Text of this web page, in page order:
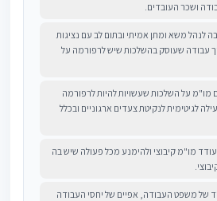
ושכר העובדים.
לנהל משא ומתן אמיתי ובתום לב עם נציגות
עבודה שעוסק בהשלכות שיש לרפורמה על
מו"מ על השלכות שעשויות להיות לרפורמה
לגיטימית לנקיטת צעדים ארגוניים ובכלל
מו"מ קיבוצי ולהימנע מכל פעולה שיש בה
של משפט העבודה, אפיים של יחסי העבודה